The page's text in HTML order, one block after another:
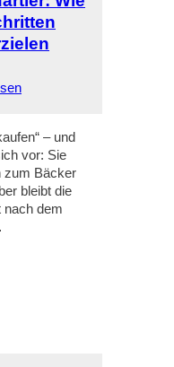
– und
vor: Sie
zum Bäcker
bleibt die
nach dem